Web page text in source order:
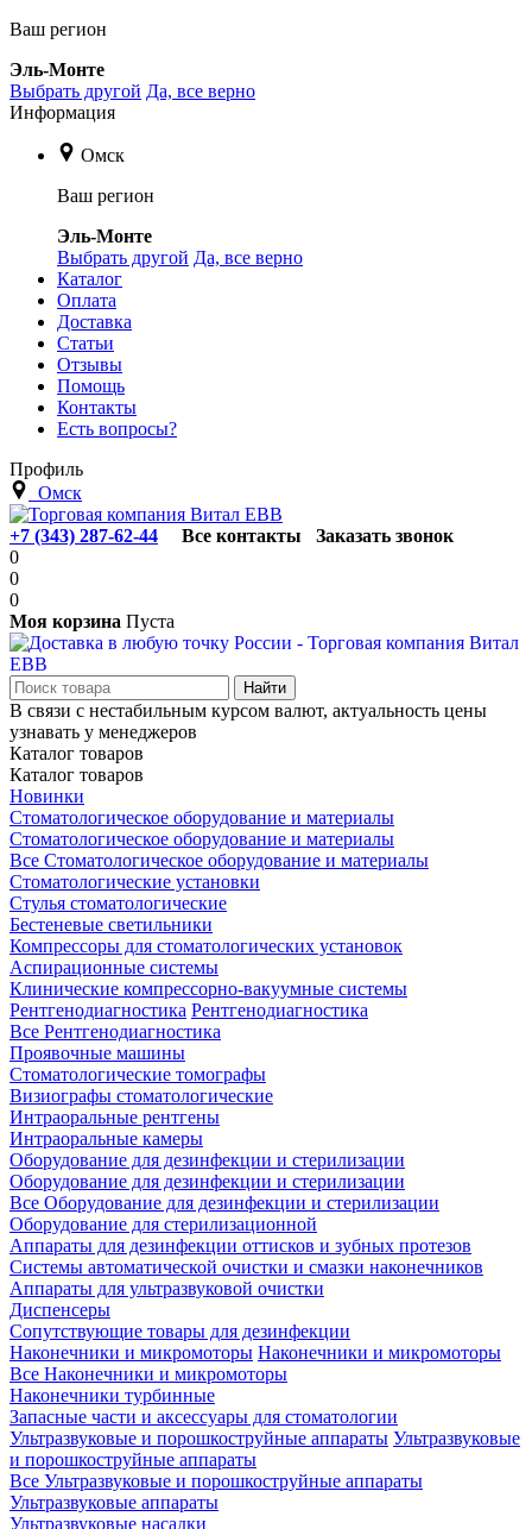
Ваш регион
Эль-Монте
Выбрать другой Да, все верно
Информация
Омск
Ваш регион
Эль-Монте
Выбрать другой Да, все верно
Каталог
Оплата
Доставка
Статьи
Отзывы
Помощь
Контакты
Есть вопросы?
Профиль
Омск
+7 (343) 287-62-44 Все контакты
Заказать звонок
0
0
0
Моя корзина Пуста
В связи с нестабильным курсом валют, актуальность цены
узнавать у менеджеров
Каталог товаров
Каталог товаров
Новинки
Стоматологическое оборудование и материалы
Стоматологическое оборудование и материалы
Все Стоматологическое оборудование и материалы
Стоматологические установки
Стулья стоматологические
Бестеневые светильники
Компрессоры для стоматологических установок
Аспирационные системы
Клинические компрессорно-вакуумные системы
Рентгенодиагностика Рентгенодиагностика
Все Рентгенодиагностика
Проявочные машины
Стоматологические томографы
Визиографы стоматологические
Интраоральные рентгены
Интраоральные камеры
Оборудование для дезинфекции и стерилизации
Оборудование для дезинфекции и стерилизации
Все Оборудование для дезинфекции и стерилизации
Оборудование для стерилизационной
Аппараты для дезинфекции оттисков и зубных протезов
Системы автоматической очистки и смазки наконечников
Аппараты для ультразвуковой очистки
Диспенсеры
Сопутствующие товары для дезинфекции
Наконечники и микромоторы Наконечники и микромоторы
Все Наконечники и микромоторы
Наконечники турбинные
Запасные части и аксессуары для стоматологии
Ультразвуковые и порошкоструйные аппараты Ультразвуковые
и порошкоструйные аппараты
Все Ультразвуковые и порошкоструйные аппараты
Ультразвуковые аппараты
Ультразвуковые насадки